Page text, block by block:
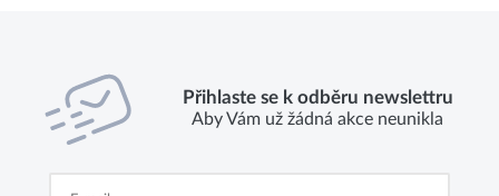
Přihlaste se k odběru newslettru
Aby Vám už žádná akce neunikla